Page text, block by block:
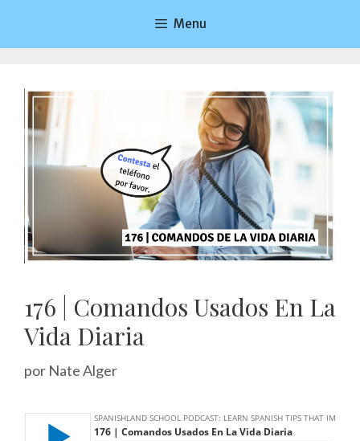
contenido
Menu
176 | Comandos Usados En La
Vida Diaria
por Nate Alger